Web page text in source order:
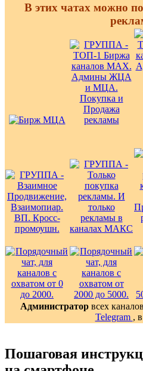
В этих чатах можно
Администратор всех
Telegram , в
Пошаговая